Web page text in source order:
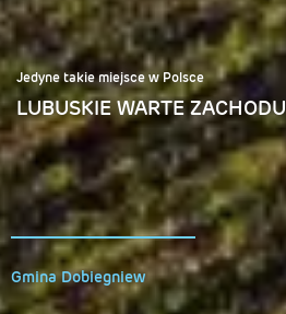
Jedyne takie miejsce w Polsce
LUBUSKIE WARTE ZACHODU
Gmina Dobiegniew